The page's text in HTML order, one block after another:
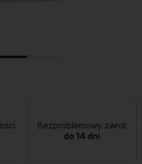
Bezproblemowy zwrot
do 14 dni